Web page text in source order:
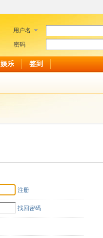
用户名
密码
娱乐 签到
注册
找回密码